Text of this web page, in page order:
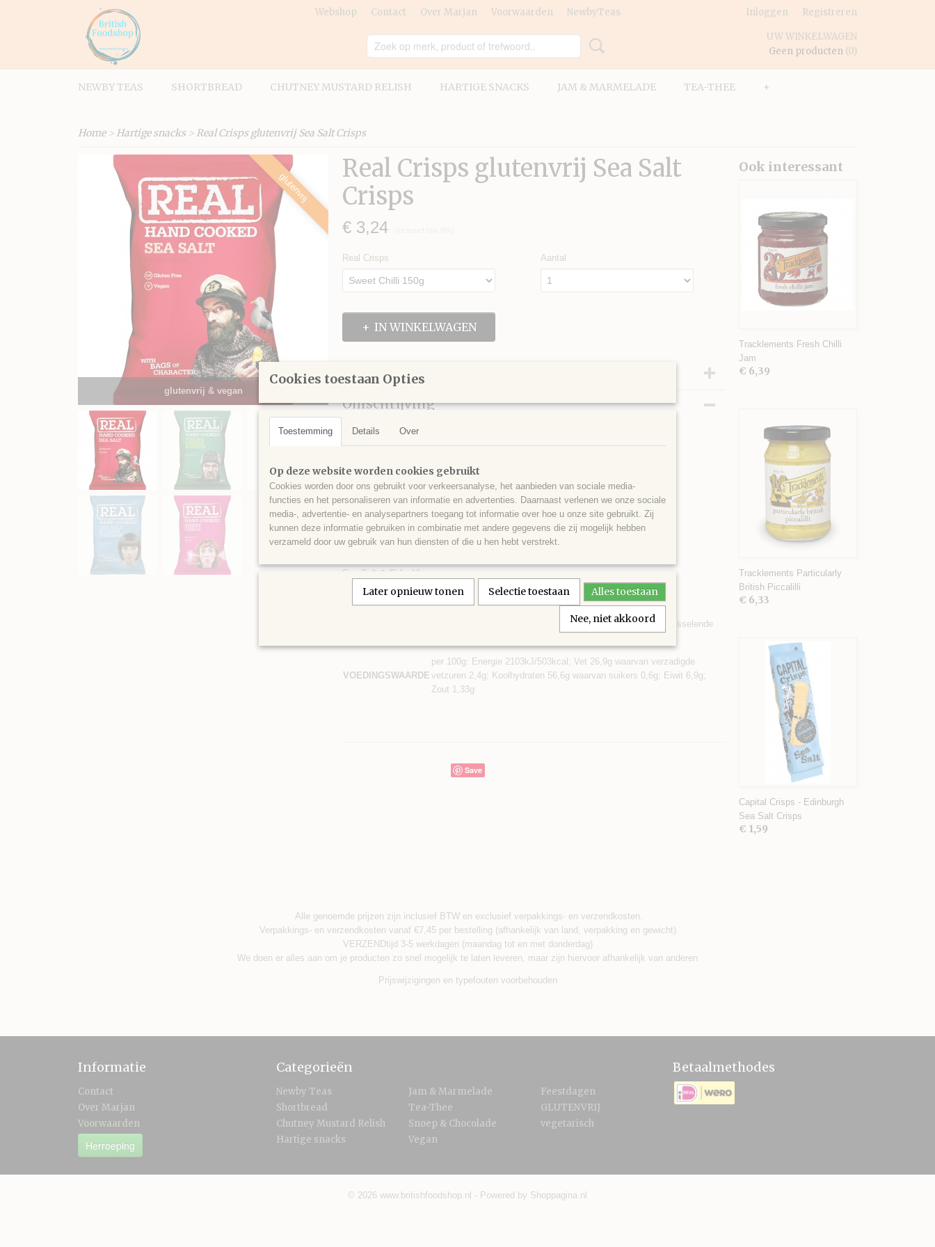
Webshop Contact Over Marjan Voorwaarden NewbyTeas Inloggen Registreren
UW WINKELWAGEN
Geen producten (0)
NEWBY TEAS SHORTBREAD CHUTNEY MUSTARD RELISH HARTIGE SNACKS JAM & MARMELADE TEA-THEE +
Home> Hartige snacks> Real Crisps glutenvrij Sea Salt Crisps
glutenvrij & vegan
glutenvrij
Real Crisps glutenvrij Sea Salt
Crisps
€ 3,24
Real Crisps Aantal
IN WINKELWAGEN
Specificaties
EAN code
Productcode leverancier
Omschrijving
Real Crisps Sea Salt Crisps
glutenvrij & vegan zak 150g
Handgebakken aardappelchips met zeezout
Glutenvrij & Vegan
Verkrijbaar in de glutenvrije smaken:
Sea Salt
Sea Salt & Cider Vinegar
Sweet Chilli
Aardappelen, plantaardige oliën (koolzaad, zonnebloem) in wisselende
VOEDINGSWAARDE
per 100g: Energie 2103kJ/503kcal; Vet 26,9g waarvan verzadigde
vetzuren 2,4g; Koolhydraten 56,6g waarvan suikers 0,6g; Eiwit 6,9g;
Zout 1,33g
Save
Ook interessant
Tracklements Fresh Chilli
Jam
€ 6,39
Tracklements Particularly
British Piccalilli
€ 6,33
Capital Crisps - Edinburgh
Sea Salt Crisps
€ 1,59
Alle genoemde prijzen zijn inclusief BTW en exclusief verpakkings- en verzendkosten.
Verpakkings- en verzendkosten vanaf €7,45 per bestelling (afhankelijk van land, verpakking en gewicht)
VERZENDtijd 3-5 werkdagen (maandag tot en met donderdag)
We doen er alles aan om je producten zo snel mogelijk te laten leveren, maar zijn hiervoor afhankelijk van anderen
Prijswijzigingen en typefouten voorbehouden
Informatie
Contact
Over Marjan
Voorwaarden
Herroeping
Categorieën
Newby Teas
Shortbread
Chutney Mustard Relish
Hartige snacks
Jam & Marmelade
Tea-Thee
Snoep & Chocolade
Vegan
Feestdagen
GLUTENVRIJ
vegetarisch
Betaalmethodes
© 2026 www.britishfoodshop.nl - Powered by Shoppagina.nl
Cookies toestaan Opties
Toestemming Details Over
Op deze website worden cookies gebruikt
Cookies worden door ons gebruikt voor verkeersanalyse, het aanbieden van sociale media-
functies en het personaliseren van informatie en advertenties. Daarnaast verlenen we onze sociale
media-, advertentie- en analysepartners toegang tot informatie over hoe u onze site gebruikt. Zij
kunnen deze informatie gebruiken in combinatie met andere gegevens die zij mogelijk hebben
verzameld door uw gebruik van hun diensten of die u hen hebt verstrekt.
Later opnieuw tonen Selectie toestaan Alles toestaan
Nee, niet akkoord